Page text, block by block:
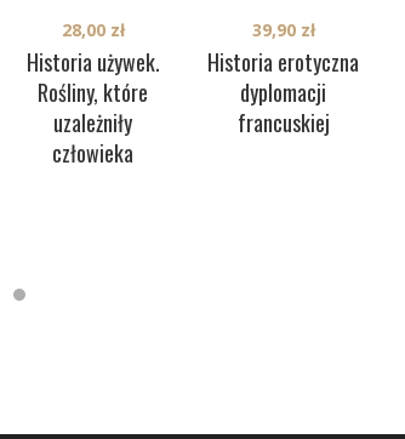
Historia używek.
Rośliny, które
uzależniły
człowieka
28,00 zł
Historia erotyczna
dyplomacji
francuskiej
39,90 zł